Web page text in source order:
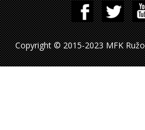
Copyright © 2015-2023 MFK